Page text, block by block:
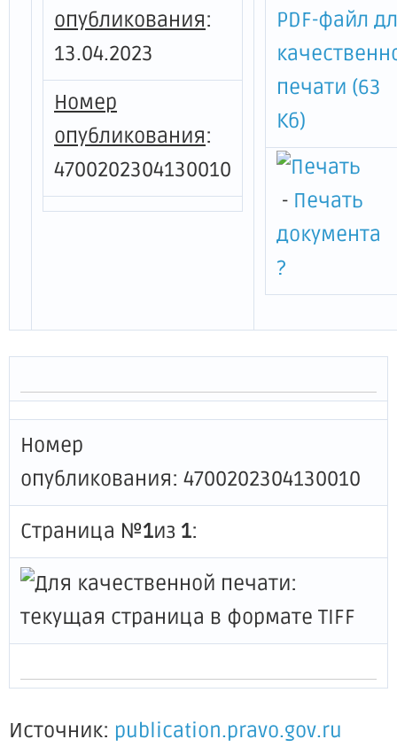
опубликования:
13.04.2023
Номер
опубликования:
4700202304130010
PDF-файл
печати (63
Кб)
- Печать
документа
?
Номер
опубликования: 4700202304130010
Страница №1из 1:
Источник: publication.pravo.gov.ru